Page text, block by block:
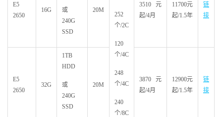
252
个/2C
120
个/4C
248
个/4C
240
个/8C
E5
2650
16G
或
240G
SSD
20M
3510元
起/4月
11700元
起/1.5年
链
接
E5
2650
32G
1TB
HDD
或
240G
SSD
20M
3870元
起/4月
12900元
起/1.5年
链
接